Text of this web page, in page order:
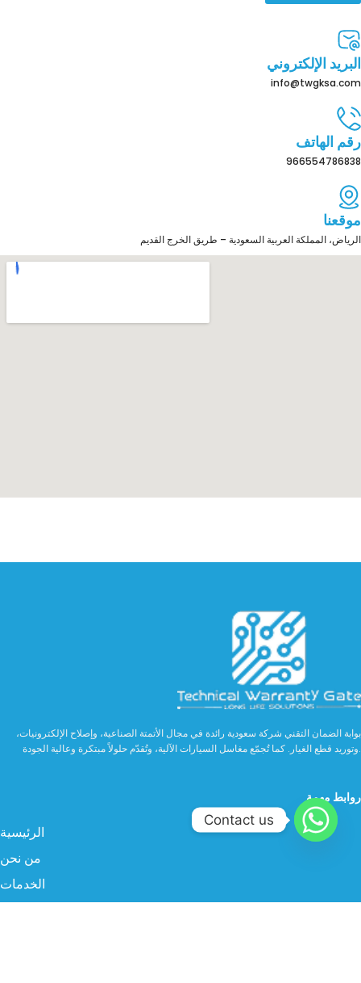
البريد الإلكتروني
info@twgksa.com
رقم الهاتف
966554786838
موقعنا
الرياض، المملكة العربية السعودية – طريق الخرج القديم
بوابة الضمان التقني شركة سعودية رائدة في مجال الأتمتة الصناعية، وإصلاح الإلكترونيات،
وتوريد قطع الغيار. كما تُجمّع مغاسل السيارات الآلية، وتُقدّم حلولاً مبتكرة وعالية الجودة.
روابط مهمة
الرئيسية
من نحن
الخدمات
Contact us